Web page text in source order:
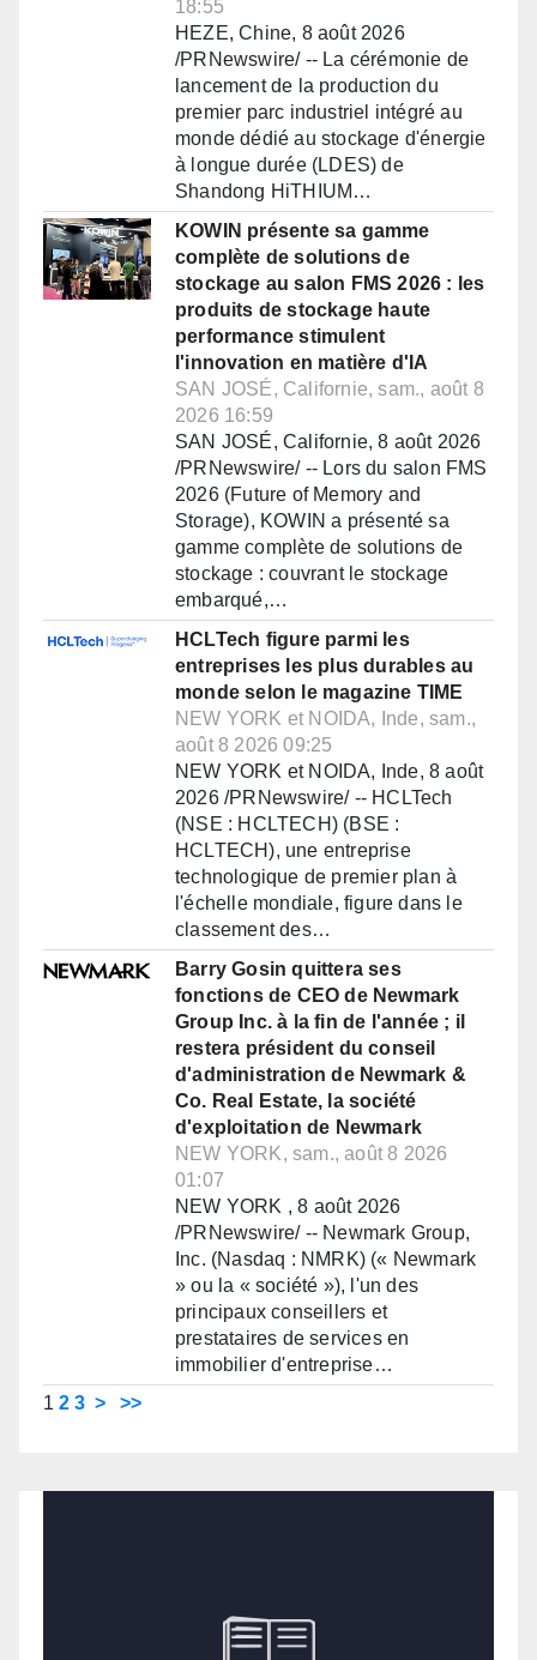
18:55
HEZE, Chine, 8 août 2026
/PRNewswire/ -- La cérémonie de
lancement de la production du
premier parc industriel intégré au
monde dédié au stockage d'énergie
à longue durée (LDES) de
Shandong HiTHIUM…
KOWIN présente sa gamme
complète de solutions de
stockage au salon FMS 2026 : les
produits de stockage haute
performance stimulent
l'innovation en matière d'IA
SAN JOSÉ, Californie, sam., août 8
2026 16:59
SAN JOSÉ, Californie, 8 août 2026
/PRNewswire/ -- Lors du salon FMS
2026 (Future of Memory and
Storage), KOWIN a présenté sa
gamme complète de solutions de
stockage : couvrant le stockage
embarqué,…
HCLTech figure parmi les
entreprises les plus durables au
monde selon le magazine TIME
NEW YORK et NOIDA, Inde, sam.,
août 8 2026 09:25
NEW YORK et NOIDA, Inde, 8 août
2026 /PRNewswire/ -- HCLTech
(NSE : HCLTECH) (BSE :
HCLTECH), une entreprise
technologique de premier plan à
l'échelle mondiale, figure dans le
classement des…
Barry Gosin quittera ses
fonctions de CEO de Newmark
Group Inc. à la fin de l'année ; il
restera président du conseil
d'administration de Newmark &
Co. Real Estate, la société
d'exploitation de Newmark
NEW YORK, sam., août 8 2026
01:07
NEW YORK , 8 août 2026
/PRNewswire/ -- Newmark Group,
Inc. (Nasdaq : NMRK) (« Newmark
» ou la « société »), l'un des
principaux conseillers et
prestataires de services en
immobilier d'entreprise…
1 2 3 > >>